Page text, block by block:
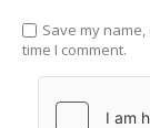
Save my
time I comment.